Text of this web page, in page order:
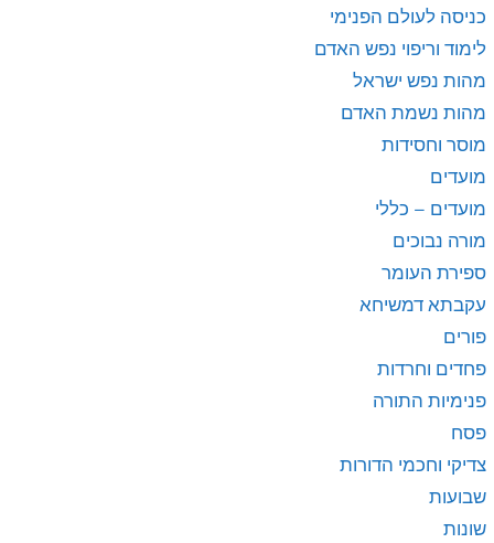
כניסה לעולם הפנימי
לימוד וריפוי נפש האדם
מהות נפש ישראל
מהות נשמת האדם
מוסר וחסידות
מועדים
מועדים – כללי
מורה נבוכים
ספירת העומר
עקבתא דמשיחא
פורים
פחדים וחרדות
פנימיות התורה
פסח
צדיקי וחכמי הדורות
שבועות
שונות